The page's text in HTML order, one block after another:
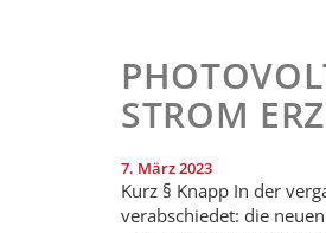
STROM
7. März 2023
Kurz § Knapp In der
verabschiedet: die